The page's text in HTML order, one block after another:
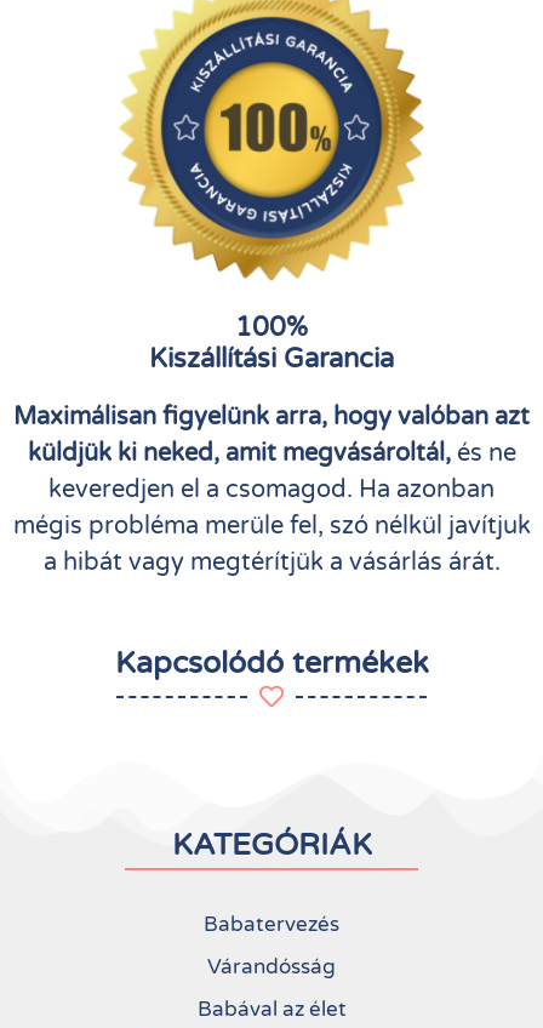
100%
Kiszállítási Garancia
Maximálisan figyelünk arra, hogy valóban azt
küldjük ki neked, amit megvásároltál, és ne
keveredjen el a csomagod. Ha azonban
mégis probléma merüle fel, szó nélkül javítjuk
a hibát vagy megtérítjük a vásárlás árát.
Kapcsolódó termékek
KATEGÓRIÁK
Babatervezés
Várandósság
Babával az élet